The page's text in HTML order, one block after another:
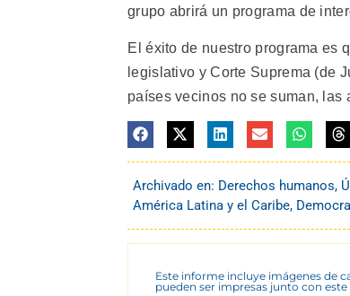
grupo abrirá un programa de
El éxito de nuestro programa
legislativo y Corte Suprema (de
países vecinos no se suman, las
Archivado en: Derechos humanos,
América Latina y el Caribe,
Este informe incluye imágenes de
pueden ser impresas junto con